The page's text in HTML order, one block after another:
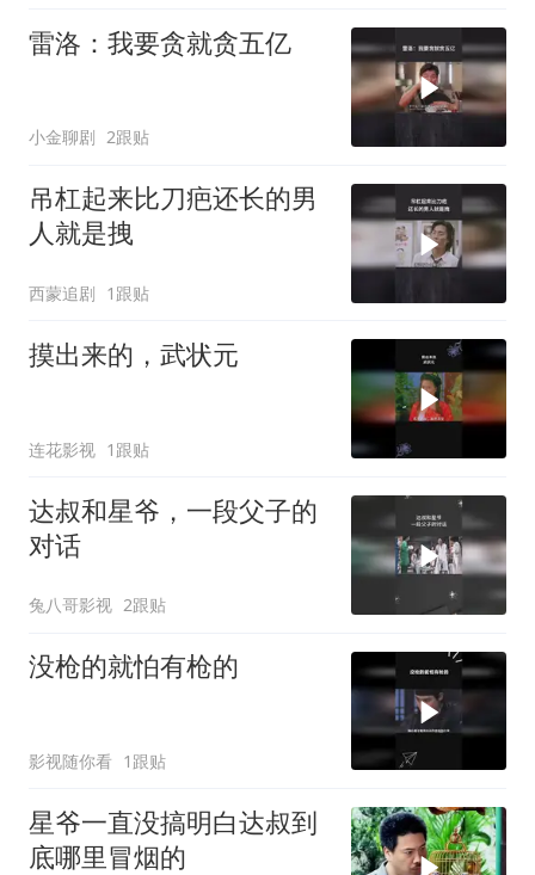
雷洛：我要贪就贪五亿
小金聊剧 2跟贴
吊杠起来比刀疤还长的男
人就是拽
西蒙追剧 1跟贴
摸出来的，武状元
连花影视 1跟贴
达叔和星爷，一段父子的
对话
兔八哥影视 2跟贴
没枪的就怕有枪的
影视随你看 1跟贴
星爷一直没搞明白达叔到
底哪里冒烟的